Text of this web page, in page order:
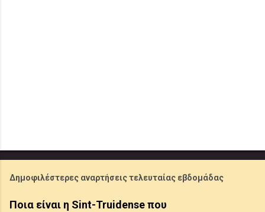
Δημοφιλέστερες αναρτήσεις τελευταίας εβδομάδας
Ποια είναι η Sint-Truidense που